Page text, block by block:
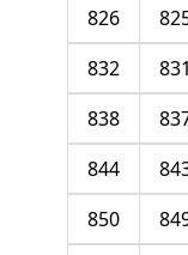
826
831
832
838
844
850